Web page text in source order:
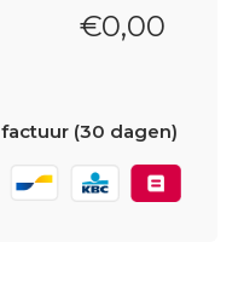
€0,00
(30 dagen)